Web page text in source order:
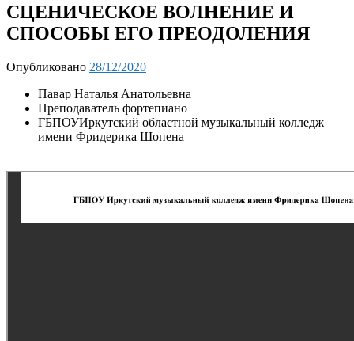
СЦЕНИЧЕСКОЕ ВОЛНЕНИЕ И
СПОСОБЫ ЕГО ПРЕОДОЛЕНИЯ
Опубликовано 28/12/2020
Павар Наталья Анатольевна
Преподаватель фортепиано
ГБПОУИркутский областной музыкальный колледж
имени Фридерика Шопена